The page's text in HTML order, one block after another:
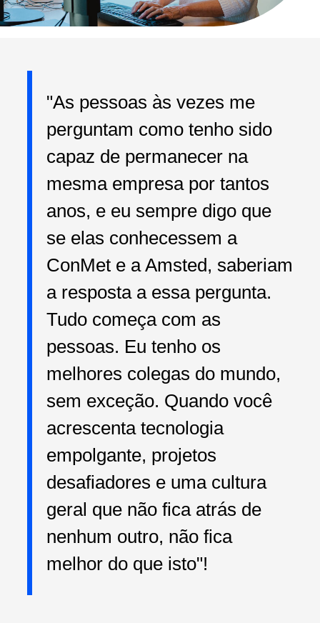
"As pessoas às vezes me
perguntam como tenho sido
capaz de permanecer na
mesma empresa por tantos
anos, e eu sempre digo que
se elas conhecessem a
ConMet e a Amsted, saberiam
a resposta a essa pergunta.
Tudo começa com as
pessoas. Eu tenho os
melhores colegas do mundo,
sem exceção. Quando você
acrescenta tecnologia
empolgante, projetos
desafiadores e uma cultura
geral que não fica atrás de
nenhum outro, não fica
melhor do que isto"!